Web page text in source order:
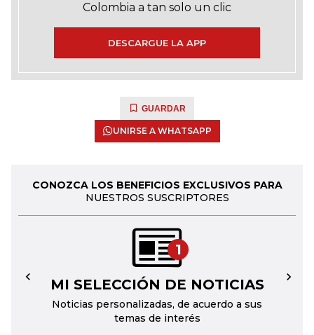
Colombia a tan solo un clic
DESCARGUE LA APP
GUARDAR
UNIRSE A WHATSAPP
CONOZCA LOS BENEFICIOS EXCLUSIVOS PARA
NUESTROS SUSCRIPTORES
1
MI SELECCIÓN DE NOTICIAS
Noticias personalizadas, de acuerdo a sus
temas de interés
← →